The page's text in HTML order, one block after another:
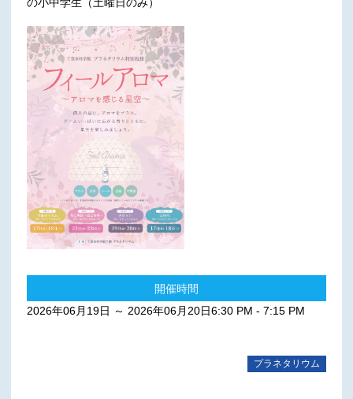
の小中学生（土曜日のみ）
開催時間
2026年06月19日 ～ 2026年06月20日6:30 PM - 7:15 PM
プラネタリウム